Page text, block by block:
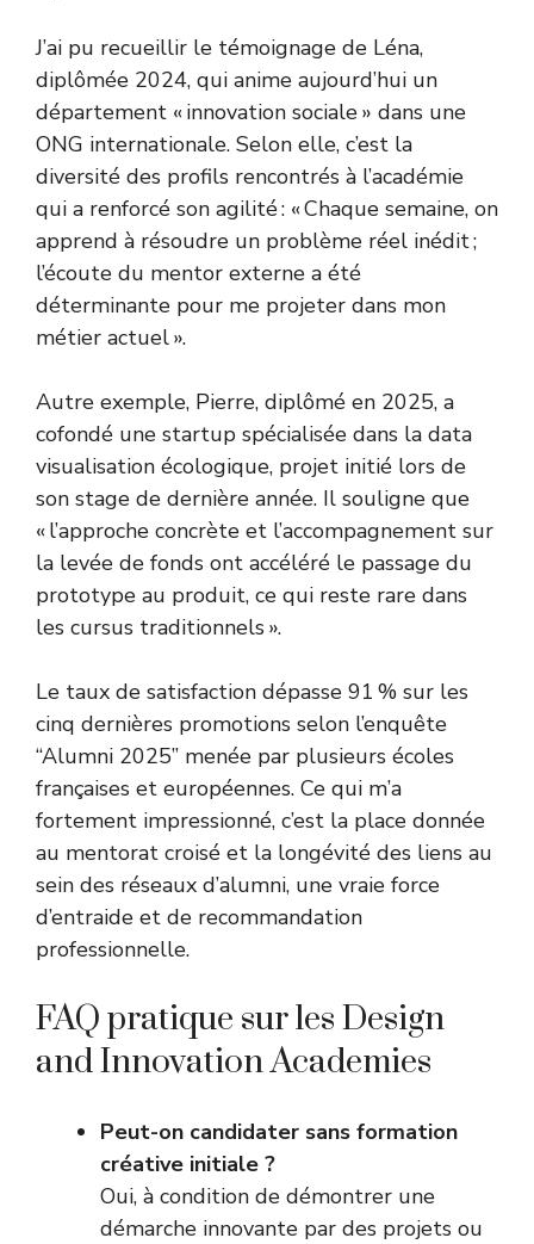
J’ai pu recueillir le témoignage de Léna,
diplômée 2024, qui anime aujourd’hui un
département « innovation sociale » dans une
ONG internationale. Selon elle, c’est la
diversité des profils rencontrés à l’académie
qui a renforcé son agilité : « Chaque semaine, on
apprend à résoudre un problème réel inédit ;
l’écoute du mentor externe a été
déterminante pour me projeter dans mon
métier actuel ».
Autre exemple, Pierre, diplômé en 2025, a
cofondé une startup spécialisée dans la data
visualisation écologique, projet initié lors de
son stage de dernière année. Il souligne que
« l’approche concrète et l’accompagnement sur
la levée de fonds ont accéléré le passage du
prototype au produit, ce qui reste rare dans
les cursus traditionnels ».
Le taux de satisfaction dépasse 91 % sur les
cinq dernières promotions selon l’enquête
“Alumni 2025” menée par plusieurs écoles
françaises et européennes. Ce qui m’a
fortement impressionné, c’est la place donnée
au mentorat croisé et la longévité des liens au
sein des réseaux d’alumni, une vraie force
d’entraide et de recommandation
professionnelle.
FAQ pratique sur les Design
and Innovation Academies
Peut-on candidater sans formation
créative initiale ?
Oui, à condition de démontrer une
démarche innovante par des projets ou